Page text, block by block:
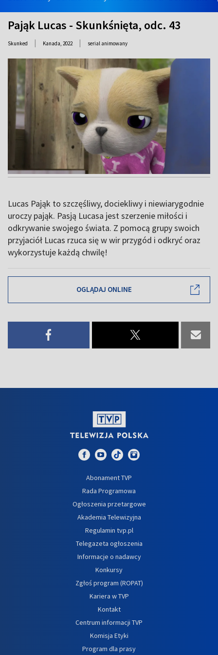
Pająk Lucas - Skunkśnięta, odc. 43
Skunked | Kanada, 2022 | serial animowany
Lucas Pająk to szczęśliwy, dociekliwy i niewiarygodnie
uroczy pająk. Pasją Lucasa jest szerzenie miłości i
odkrywanie swojego świata. Z pomocą grupy swoich
przyjaciół Lucas rzuca się w wir przygód i odkryć oraz
wykorzystuje każdą chwilę!
OGLĄDAJ ONLINE
Abonament TVP
Rada Programowa
Ogłoszenia przetargowe
Akademia Telewizyjna
Regulamin tvp.pl
Telegazeta ogłoszenia
Informacje o nadawcy
Konkursy
Zgłoś program (ROPAT)
Kariera w TVP
Kontakt
Centrum informacji TVP
Komisja Etyki
Program dla prasy